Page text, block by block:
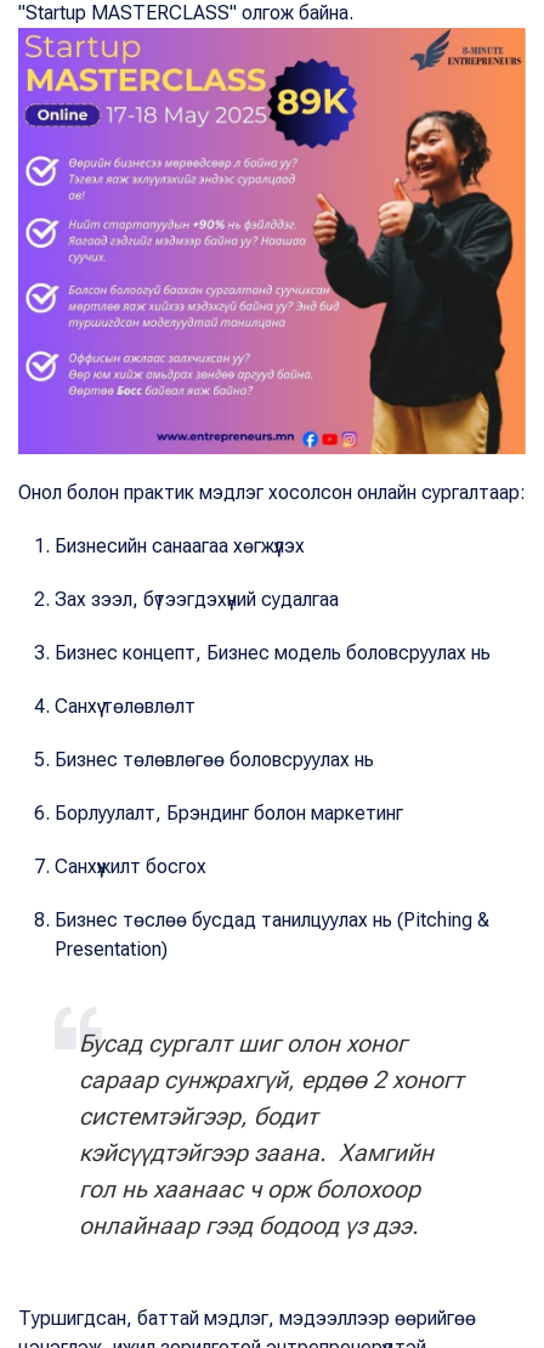
"Startup MASTERCLASS" олгож байна.
Онол болон практик мэдлэг хосолсон онлайн сургалтаар:
Бизнесийн санаагаа хөгжүүлэх
Зах зээл, бүтээгдэхүүний судалгаа
Бизнес концепт, Бизнес модель боловсруулах нь
Санхүү төлөвлөлт
Бизнес төлөвлөгөө боловсруулах нь
Борлуулалт, Брэндинг болон маркетинг
Санхүүжилт босгох
Бизнес төслөө бусдад танилцуулах нь (Pitching &
Presentation)
Бусад сургалт шиг олон хоног
сараар сунжрахгүй, ердөө 2 хоногт
системтэйгээр, бодит
кэйсүүдтэйгээр заана. Хамгийн
гол нь хаанаас ч орж болохоор
онлайнаар гээд бодоод үз дээ.
Туршигдсан, баттай мэдлэг, мэдээллээр өөрийгөө